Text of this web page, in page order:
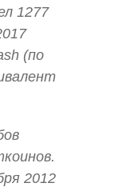
1277
(по
2012